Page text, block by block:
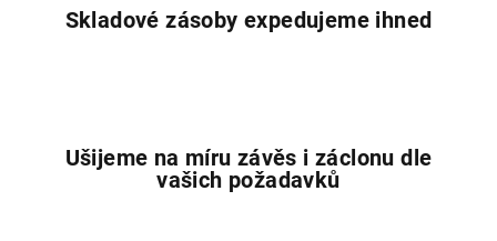
Skladové zásoby expedujeme ihned
Ušijeme na míru závěs i záclonu dle
vašich požadavků